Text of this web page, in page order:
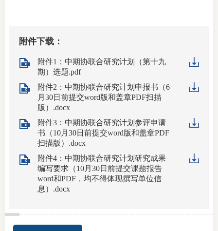
附件下载：
附件1：中期协联合研究计划（第十九
期）选题.pdf
附件2：中期协联合研究计划申报书（6
月30日前提交word版和盖章PDF扫描
版）.docx
附件3：中期协联合研究计划参评申请
书（10月30日前提交word版和盖章PDF
扫描版）.docx
附件4：中期协联合研究计划研究成果
编写要求（10月30日前提交课题报告
word和PDF，均不得体现撰写单位信
息）.docx